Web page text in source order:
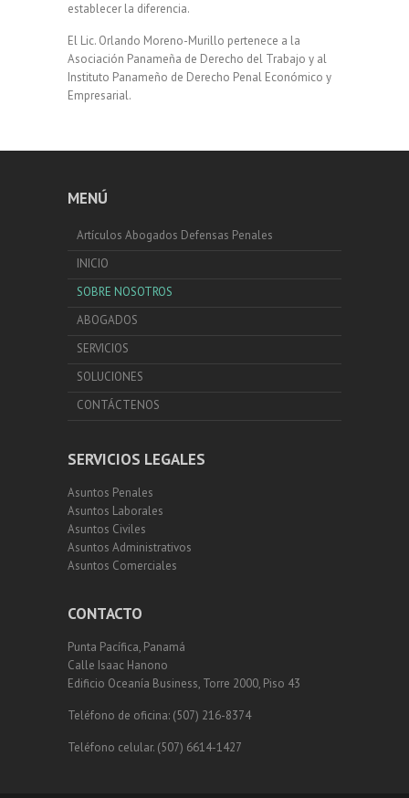
establecer la diferencia.
El Lic. Orlando Moreno-Murillo pertenece a la
Asociación Panameña de Derecho del Trabajo y al
Instituto Panameño de Derecho Penal Económico y
Empresarial.
MENÚ
Artículos Abogados Defensas Penales
INICIO
SOBRE NOSOTROS
ABOGADOS
SERVICIOS
SOLUCIONES
CONTÁCTENOS
SERVICIOS LEGALES
Asuntos Penales
Asuntos Laborales
Asuntos Civiles
Asuntos Administrativos
Asuntos Comerciales
CONTACTO
Punta Pacífica, Panamá
Calle Isaac Hanono
Edificio Oceanía Business, Torre 2000, Piso 43
Teléfono de oficina: (507) 216-8374
Teléfono celular. (507) 6614-1427